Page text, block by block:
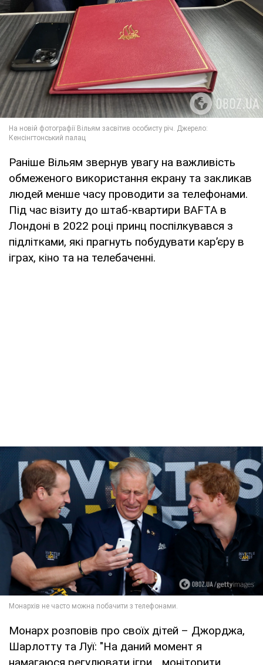
Раніше Вільям звернув увагу на важливість
обмеженого використання екрану та закликав
людей менше часу проводити за телефонами.
Під час візиту до штаб-квартири BAFTA в
Лондоні в 2022 році принц поспілкувався з
підлітками, які прагнуть побудувати кар’єру в
іграх, кіно та на телебаченні.
Монарх розповів про своїх дітей – Джорджа,
Шарлотту та Луї: "На даний момент я
намагаюся регулювати ігри... моніторити